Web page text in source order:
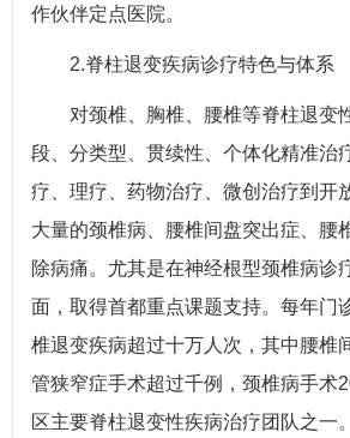
作伙伴定点医院。
2.脊柱退变疾病诊疗特色与体系
对颈椎、胸椎、腰椎等脊柱退变
段、分类型、贯续性、个体化精准治
疗、理疗、药物治疗、微创治疗到开
大量的颈椎病、腰椎间盘突出症、腰
除病痛。尤其是在神经根型颈椎病诊
面，取得首都重点课题支持。每年门
椎退变疾病超过十万人次，其中腰椎
管狭窄症手术超过千例，颈椎病手术
区主要脊柱退变性疾病治疗团队之一。